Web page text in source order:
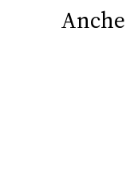
CONSIGLIA